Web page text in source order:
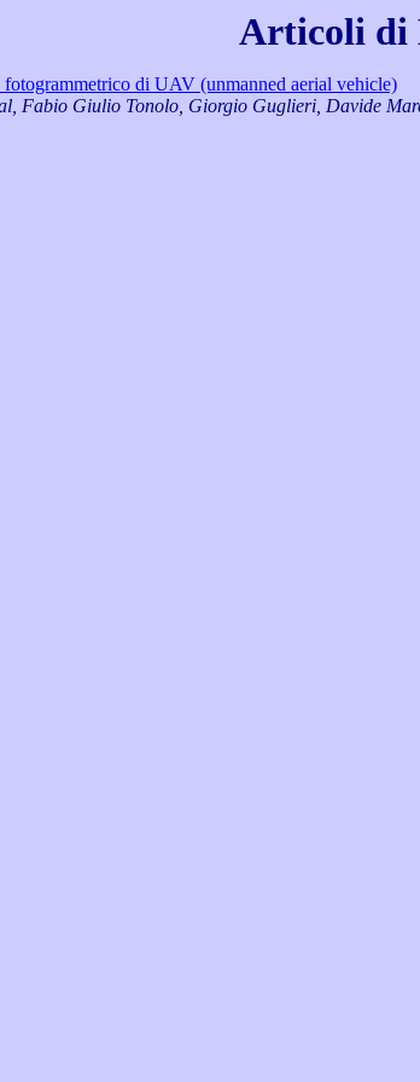
Articoli di
di UAV (unmanned aerial vehicle)
Fabio Giulio Tonolo, Giorgio Guglieri, Davide